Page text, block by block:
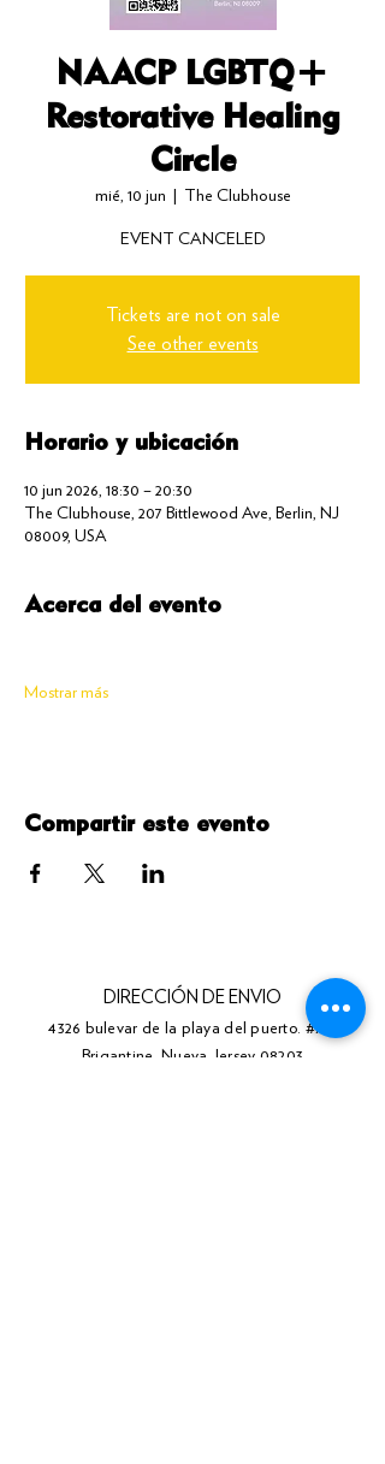
NAACP LGBTQ+
Restorative Healing
Circle
mié, 10 jun
  |
The Clubhouse
EVENT CANCELED
Tickets are not on sale
See other events
Horario y ubicación
10 jun 2026, 18:30 – 20:30
The Clubhouse, 207 Bittlewood Ave, Berlin, NJ
08009, USA
Acerca del evento
Mostrar más
Compartir este evento
DIRECCIÓN DE ENVIO
4326 bulevar de la playa del puerto. #775
Brigantine, Nueva Jersey 08203